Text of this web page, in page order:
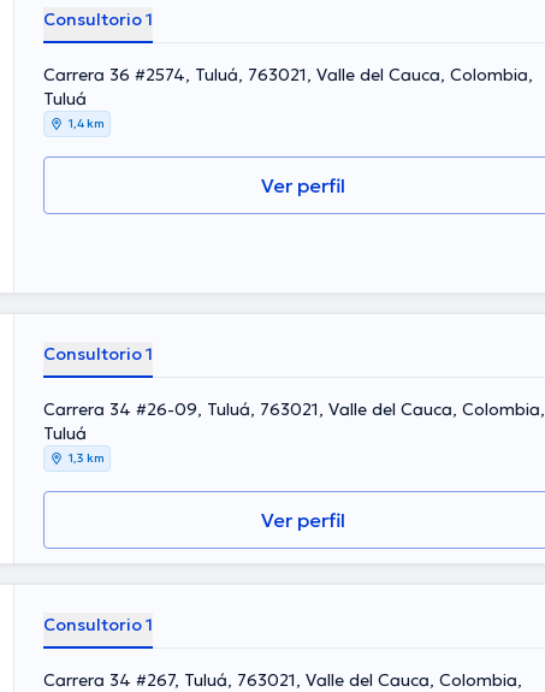
Consultorio 1
Carrera 36 #2574, Tuluá, 763021, Valle del Cauca, Colombia,
Tuluá
1,4 km
Ver perfil
Consultorio 1
Carrera 34 #26-09, Tuluá, 763021, Valle del Cauca, Colombia,
Tuluá
1,3 km
Ver perfil
Consultorio 1
Carrera 34 #267, Tuluá, 763021, Valle del Cauca, Colombia,